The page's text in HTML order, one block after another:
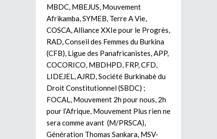
MBDC, MBEJUS, Mouvement
Afrikamba, SYMEB, Terre A Vie,
COSCA, Alliance XXIe pour le Progrès,
RAD, Conseil des Femmes du Burkina
(CFB), Ligue des Panafricanistes, APP,
COCORICO, MBDHPD, FRP, CFD,
LIDEJEL, AJRD, Société Burkinabè du
Droit Constitutionnel (SBDC) ;
FOCAL, Mouvement 2h pour nous, 2h
pour l’Afrique, Mouvement Plus rien ne
sera comme avant (M/PRSCA),
Génération Thomas Sankara, MSV-